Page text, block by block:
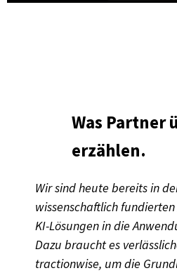
Was Partner
erzählen.
Wir sind heute bereits in
wissenschaftlich
KI-Lösungen in die
Dazu braucht es
tractionwise, um die